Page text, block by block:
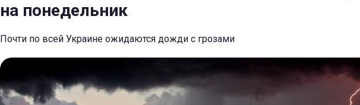
на понедельник
Почти по всей Украине ожидаются дожди с грозами